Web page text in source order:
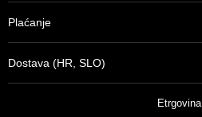
Plaćanje
Dostava (HR, SLO)
Etrgovina